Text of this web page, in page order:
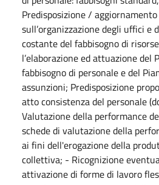
Predisposizione /
sull’organizzazione degli uffici e
costante del fabbisogno di
l’elaborazione ed attuazione del
fabbisogno di personale e del
assunzioni; Predisposizione
atto consistenza del personale
Valutazione della performance
schede di valutazione della
ai fini dell'erogazione della
collettiva; - Ricognizione
attivazione di forme di lavoro